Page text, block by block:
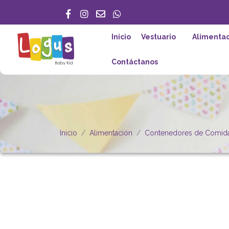
Inicio Vestuario
Contáctanos
Inicio Alimentación Contenedores de